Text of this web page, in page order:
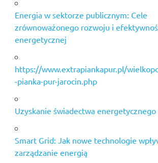
Energia w sektorze publicznym: Cele
zrównoważonego rozwoju i
energetycznej
https://www.extrapiankapur.pl/
-pianka-pur-jarocin.php
Uzyskanie świadectwa energetycznego
Smart Grid: Jak nowe technologie
zarządzanie energią